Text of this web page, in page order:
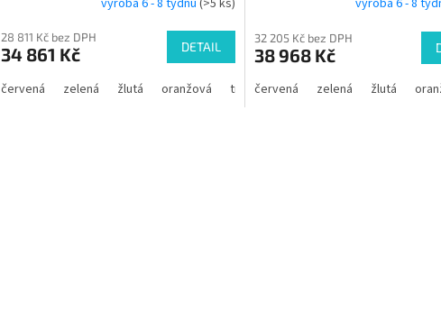
28 811 Kč bez DPH
34 861 Kč DETAIL
červená zelená žlutá oranžová tmavě modrá limetková světle
výroba 6 - 8
32 205 Kč bez DPH
38 968 Kč
červená zelená žlutá